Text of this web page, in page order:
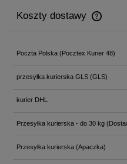
Koszty dostawy
Cena nie zawiera ewentualnych
Poczta Polska(Pocztex Kurier 48)
przesyłka kurierska GLS(GLS)
kurier DHL
Przesyłka kurierska - do 30 kg
Przesyłka kurierska (Apaczka)